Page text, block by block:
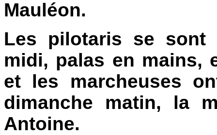
Mauléon.
Les pilotaris se sont
midi, palas en mains,
et les marcheuses
dimanche matin, la
Antoine.